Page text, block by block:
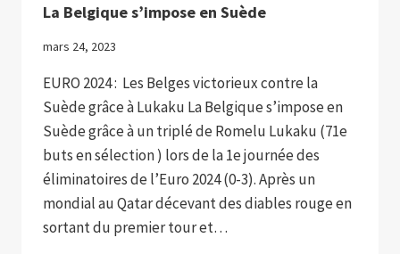
La Belgique s’impose en Suède
mars 24, 2023
EURO 2024 : Les Belges victorieux contre la
Suède grâce à Lukaku La Belgique s’impose en
Suède grâce à un triplé de Romelu Lukaku (71e
buts en sélection ) lors de la 1e journée des
éliminatoires de l’Euro 2024 (0-3). Après un
mondial au Qatar décevant des diables rouge en
sortant du premier tour et…